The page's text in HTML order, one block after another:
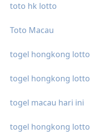
toto hk lotto
Toto Macau
togel hongkong lotto
togel hongkong lotto
togel macau hari ini
togel hongkong lotto